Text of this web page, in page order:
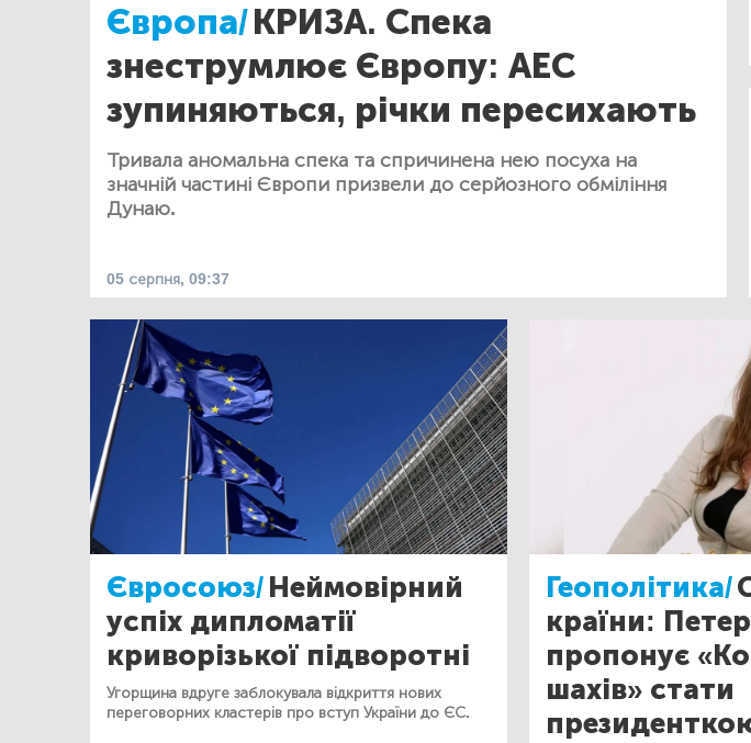
Європа/КРИЗА. Спека
знеструмлює Європу: АЕС
зупиняються, річки пересихають
Тривала аномальна спека та спричинена нею посуха на
значній частині Європи призвели до серйозного обміління
Дунаю.
05 серпня, 09:37
Євросоюз/Неймовірний
успіх дипломатії
криворізької підворотні
Угорщина вдруге заблокувала відкриття нових
переговорних кластерів про вступ України до ЄС.
Геополітика/
країни:
пропонує
шахів» стати